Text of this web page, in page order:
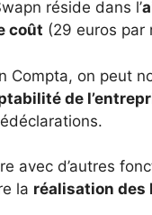
réside dans l’
coût (29 euros par
Compta, on peut
de
avec d’autres
la réalisation des